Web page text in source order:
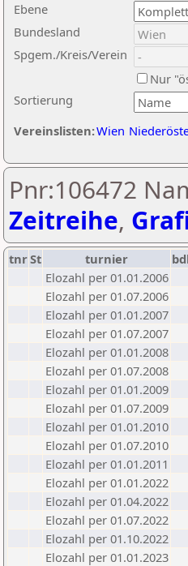
Ebene
Sortierung
Bundesland
Spgem./Kreis/Verein
Nur
Vereinslisten:Wien
Pnr:106472
Zeitreihe,
tnrSt turnier
Elozahl per 01.01.2006
Elozahl per 01.07.2006
Elozahl per 01.01.2007
Elozahl per 01.07.2007
Elozahl per 01.01.2008
Elozahl per 01.07.2008
Elozahl per 01.01.2009
Elozahl per 01.07.2009
Elozahl per 01.01.2010
Elozahl per 01.07.2010
Elozahl per 01.01.2011
Elozahl per 01.01.2022
Elozahl per 01.04.2022
Elozahl per 01.07.2022
Elozahl per 01.10.2022
Elozahl per 01.01.2023